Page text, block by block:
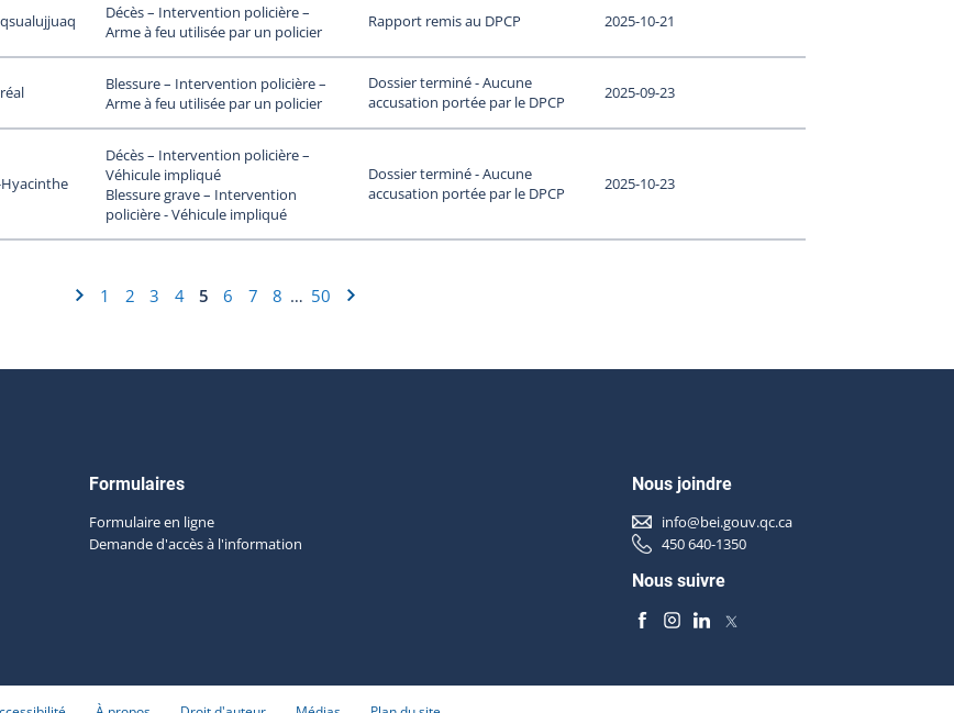
Décès – Intervention policière –
Arme à feu utilisée par un policier
Rapport remis au DPCP 2025-10-21
Blessure – Intervention policière –
Arme à feu utilisée par un policier
Dossier terminé - Aucune
accusation portée par le DPCP
2025-09-23
Décès – Intervention policière –
Véhicule impliqué
Blessure grave – Intervention
policière - Véhicule impliqué
Dossier terminé - Aucune
accusation portée par le DPCP
2025-10-23
1 2 3 4 5 6 7 8 … 50
Formulaires
Formulaire en ligne
Demande d'accès à l'information
Nous joindre
info@bei.gouv.qc.ca
450 640-1350
Nous suivre